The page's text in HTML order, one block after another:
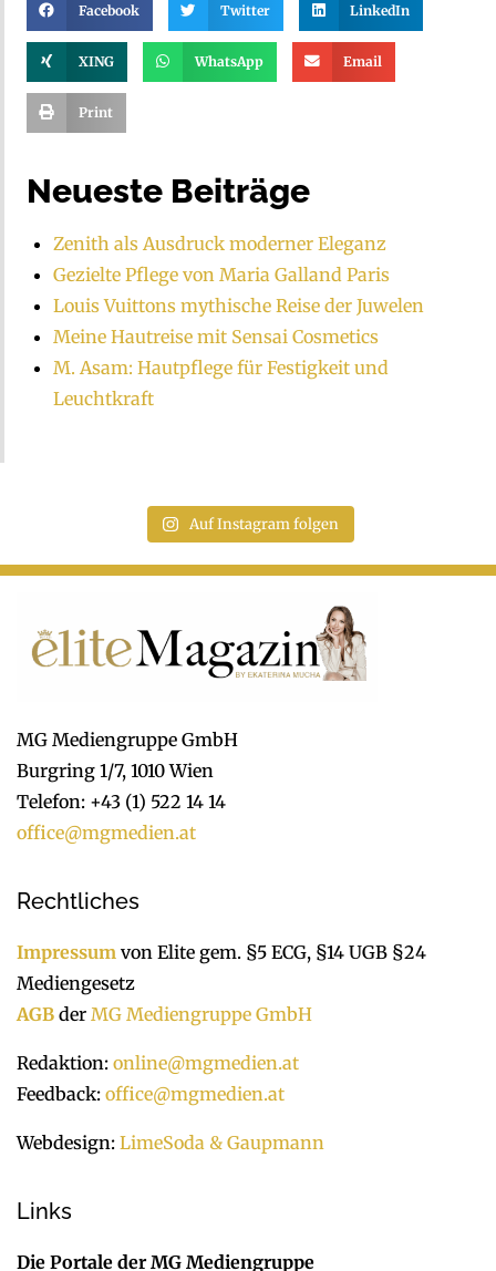
Facebook Twitter LinkedIn
XING WhatsApp Email
Print
Neueste Beiträge
Zenith als Ausdruck moderner Eleganz
Gezielte Pflege von Maria Galland Paris
Louis Vuittons mythische Reise der Juwelen
Meine Hautreise mit Sensai Cosmetics
M. Asam: Hautpflege für Festigkeit und
Leuchtkraft
Auf Instagram folgen
MG Mediengruppe GmbH
Burgring 1/7, 1010 Wien
Telefon: +43 (1) 522 14 14
office@mgmedien.at
Rechtliches
Impressum von Elite gem. §5 ECG, §14 UGB §24
Mediengesetz
AGB der MG Mediengruppe GmbH
Redaktion: online@mgmedien.at
Feedback: office@mgmedien.at
Webdesign: LimeSoda & Gaupmann
Links
Die Portale der MG Mediengruppe